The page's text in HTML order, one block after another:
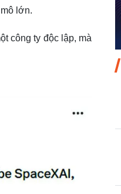
lớn.
công ty độc lập, mà